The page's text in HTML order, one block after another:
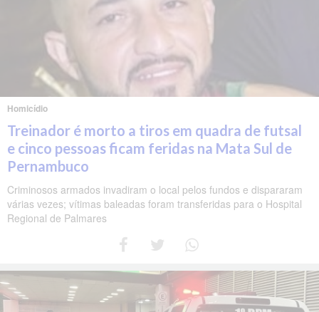
Homicídio
Treinador é morto a tiros em quadra de futsal
e cinco pessoas ficam feridas na Mata Sul de
Pernambuco
Criminosos armados invadiram o local pelos fundos e dispararam
várias vezes; vítimas baleadas foram transferidas para o Hospital
Regional de Palmares